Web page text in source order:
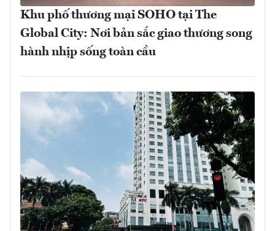
Khu phố thương mại SOHO tại The
Global City: Nơi bản sắc giao thương song
hành nhịp sống toàn cầu